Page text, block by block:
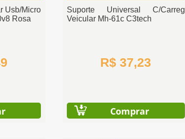
Usb/Micro
Rosa
Suporte Universal C/Carreg
Veicular Mh-61c C3tech
R$ 37,23
Comprar